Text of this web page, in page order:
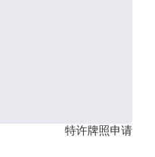
特许牌照申请